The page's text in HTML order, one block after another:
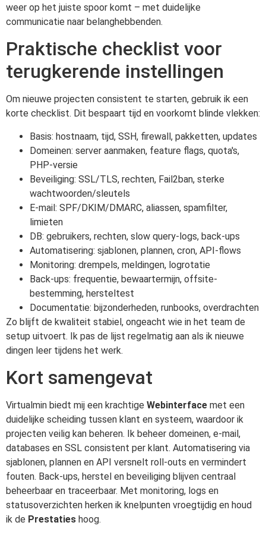
weer op het juiste spoor komt – met duidelijke
communicatie naar belanghebbenden.
Praktische checklist voor
terugkerende instellingen
Om nieuwe projecten consistent te starten, gebruik ik een
korte checklist. Dit bespaart tijd en voorkomt blinde vlekken:
Basis: hostnaam, tijd, SSH, firewall, pakketten, updates
Domeinen: server aanmaken, feature flags, quota's,
PHP-versie
Beveiliging: SSL/TLS, rechten, Fail2ban, sterke
wachtwoorden/sleutels
E-mail: SPF/DKIM/DMARC, aliassen, spamfilter,
limieten
DB: gebruikers, rechten, slow query-logs, back-ups
Automatisering: sjablonen, plannen, cron, API-flows
Monitoring: drempels, meldingen, logrotatie
Back-ups: frequentie, bewaartermijn, offsite-
bestemming, hersteltest
Documentatie: bijzonderheden, runbooks, overdrachten
Zo blijft de kwaliteit stabiel, ongeacht wie in het team de
setup uitvoert. Ik pas de lijst regelmatig aan als ik nieuwe
dingen leer tijdens het werk.
Kort samengevat
Virtualmin biedt mij een krachtige Webinterface met een
duidelijke scheiding tussen klant en systeem, waardoor ik
projecten veilig kan beheren. Ik beheer domeinen, e-mail,
databases en SSL consistent per klant. Automatisering via
sjablonen, plannen en API versnelt roll-outs en vermindert
fouten. Back-ups, herstel en beveiliging blijven centraal
beheerbaar en traceerbaar. Met monitoring, logs en
statusoverzichten herken ik knelpunten vroegtijdig en houd
ik de Prestaties hoog.